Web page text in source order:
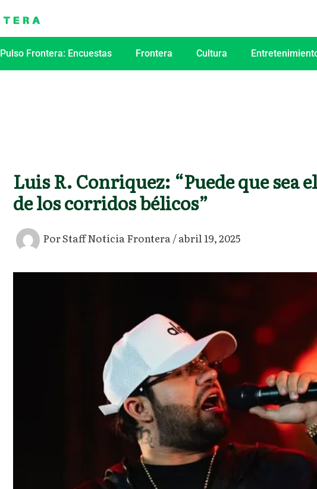
Pulso Frontera: Encuestas Frontera Cultura
Luis R. Conriquez: “Puede que sea
de los corridos bélicos”​
PorStaff Noticia Frontera/abril 19, 2025